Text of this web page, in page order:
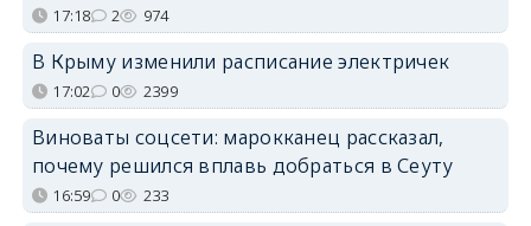
17:18 2 974
В Крыму изменили расписание электричек
17:02 0 2399
Виноваты соцсети: марокканец рассказал,
почему решился вплавь добраться в Сеуту
16:59 0 233